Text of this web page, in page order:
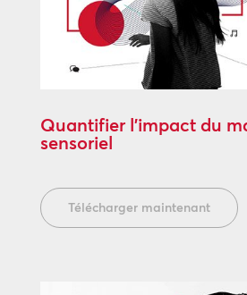
Quantifier l’impact du
sensoriel
Télécharger maintenant